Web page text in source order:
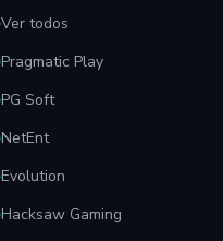
Ver todos
Pragmatic Play
PG Soft
NetEnt
Evolution
Hacksaw Gaming